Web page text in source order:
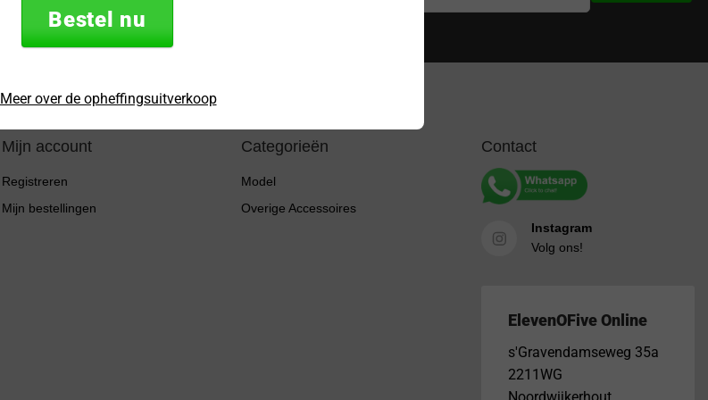
Mijn account
Registreren
Mijn bestellingen
Categorieën
Model
Overige Accessoires
Contact
Instagram
Volg ons!
ElevenOFive Online
s'Gravendamseweg 35a
2211WG
Noordwijkerhout
Bestel nu
Meer over de opheffingsuitverkoop